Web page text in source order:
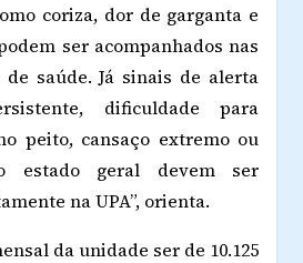
coriza, dor de garganta e
ser acompanhados nas
de saúde. Já sinais de alerta
dificuldade para
peito, cansaço extremo ou
estado geral devem ser
na UPA”, orienta.
da unidade ser de 10.125